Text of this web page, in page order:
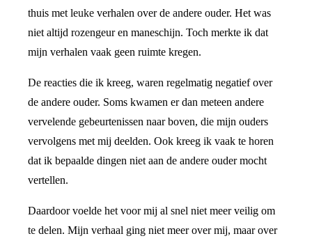
thuis met leuke verhalen over de andere ouder. Het was
niet altijd rozengeur en maneschijn. Toch merkte ik dat
mijn verhalen vaak geen ruimte kregen.
De reacties die ik kreeg, waren regelmatig negatief over
de andere ouder. Soms kwamen er dan meteen andere
vervelende gebeurtenissen naar boven, die mijn ouders
vervolgens met mij deelden. Ook kreeg ik vaak te horen
dat ik bepaalde dingen niet aan de andere ouder mocht
vertellen.
Daardoor voelde het voor mij al snel niet meer veilig om
te delen. Mijn verhaal ging niet meer over mij, maar over